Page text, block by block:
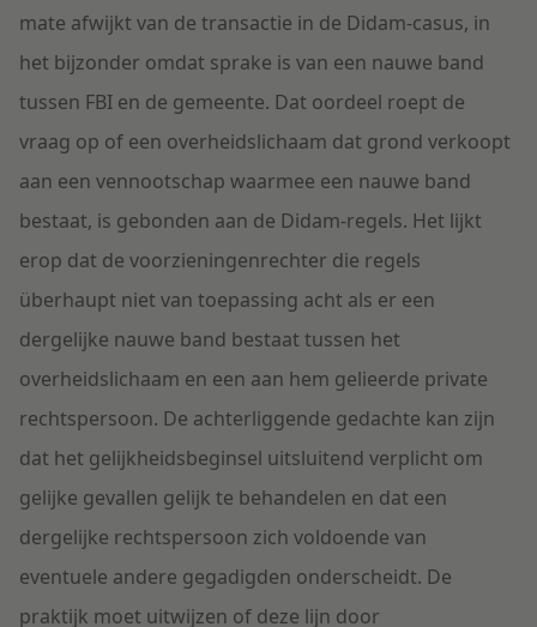
mate afwijkt van de transactie in de Didam-casus, in
het bijzonder omdat sprake is van een nauwe band
tussen FBI en de gemeente. Dat oordeel roept de
vraag op of een overheidslichaam dat grond verkoopt
aan een vennootschap waarmee een nauwe band
bestaat, is gebonden aan de Didam-regels. Het lijkt
erop dat de voorzieningenrechter die regels
überhaupt niet van toepassing acht als er een
dergelijke nauwe band bestaat tussen het
overheidslichaam en een aan hem gelieerde private
rechtspersoon. De achterliggende gedachte kan zijn
dat het gelijkheidsbeginsel uitsluitend verplicht om
gelijke gevallen gelijk te behandelen en dat een
dergelijke rechtspersoon zich voldoende van
eventuele andere gegadigden onderscheidt. De
praktijk moet uitwijzen of deze lijn door